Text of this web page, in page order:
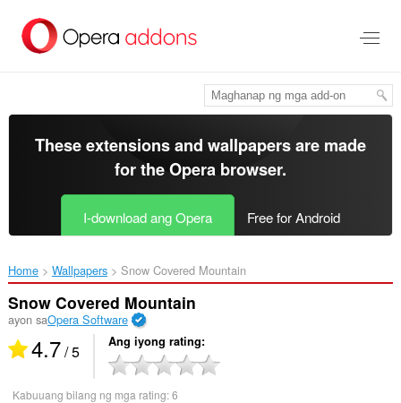
pangunahing
These extensions and wallpapers are made
for theOpera browser.
I-download ang Opera Free for Android
Home Wallpapers Snow Covered Mountain‎
Snow Covered Mountain
ayon saOpera Software
4.7/ 5 Ang iyong rating
Kabuuang bilang ng mga rating:6